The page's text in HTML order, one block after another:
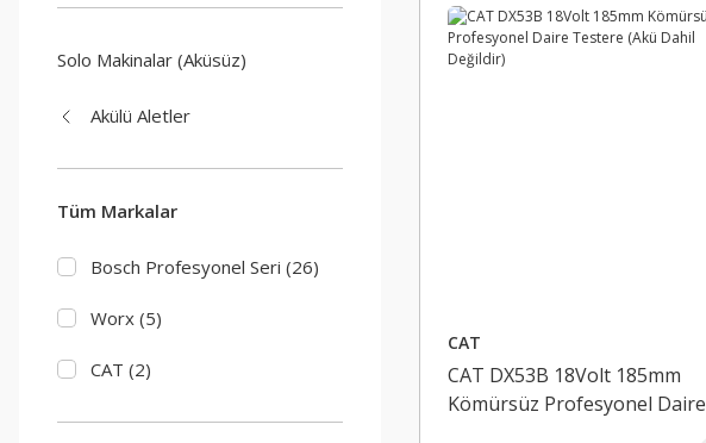
Solo Makinalar (Aküsüz)
Akülü Aletler
Tüm Markalar
Bosch Profesyonel Seri (26)
Worx (5)
CAT (2)
CAT
CAT DX53B 18Volt 185mm
Kömürsüz Profesyonel Daire